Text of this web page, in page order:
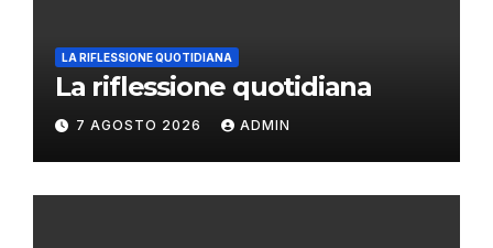
LA RIFLESSIONE QUOTIDIANA
La riflessione quotidiana
7 AGOSTO 2026 ADMIN